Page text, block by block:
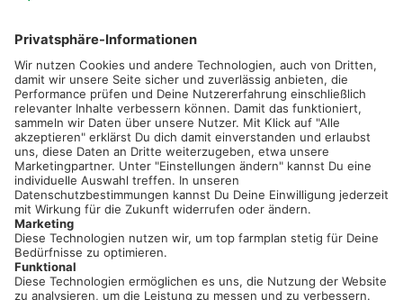
02501 801 44 84
service@topfarmplan.de
Sei immer auf dem Laufenden!
Neue Features, spannende Tipps und hilfreiche Anleitungen!